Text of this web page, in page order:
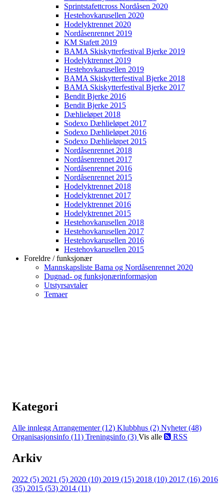
Sprintstafettcross Nordåsen 2020
Hestehovkarusellen 2020
Hodelyktrennet 2020
Nordåsenrennet 2019
KM Stafett 2019
BAMA Skiskytterfestival Bjerke 2019
Hodelyktrennet 2019
Hestehovkarusellen 2019
BAMA Skiskytterfestival Bjerke 2018
BAMA Skiskytterfestival Bjerke 2017
Bendit Bjerke 2016
Bendit Bjerke 2015
Dæhlieløpet 2018
Sodexo Dæhlieløpet 2017
Sodexo Dæhlieløpet 2016
Sodexo Dæhlieløpet 2015
Nordåsenrennet 2018
Nordåsenrennet 2017
Nordåsenrennet 2016
Nordåsenrennet 2015
Hodelyktrennet 2018
Hodelyktrennet 2017
Hodelyktrennet 2016
Hodelyktrennet 2015
Hestehovkarusellen 2018
Hestehovkarusellen 2017
Hestehovkarusellen 2016
Hestehovkarusellen 2015
Foreldre / funksjonær
Mannskapsliste Bama og Nordåsenrennet 2020
Dugnad- og funksjonærinformasjon
Utstyrsavtaler
Temaer
Kategori
Alle innlegg Arrangementer (12) Klubbhus (2) Nyheter (48)
Organisasjonsinfo (11) Treningsinfo (3) Vis alle RSS
Arkiv
2022 (5) 2021 (5) 2020 (10) 2019 (15) 2018 (10) 2017 (16) 2016
(35) 2015 (53) 2014 (11)